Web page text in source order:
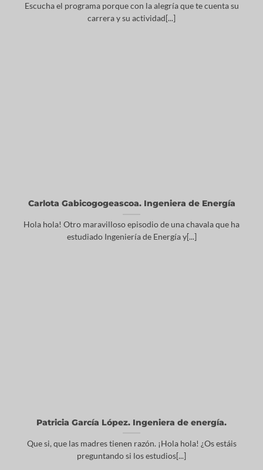
Escucha el programa porque con la alegría que te cuenta su
carrera y su actividad[...]
Carlota Gabicogogeascoa. Ingeniera de Energía
Hola hola! Otro maravilloso episodio de una chavala que ha
estudiado Ingeniería de Energía y[...]
Patricia García López. Ingeniera de energía.
Que si, que las madres tienen razón. ¡Hola hola! ¿Os estáis
preguntando si los estudios[...]